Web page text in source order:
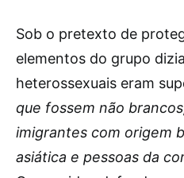
Sob o pretexto de
elementos do grupo
heterossexuais eram
que fossem não
imigrantes com origem
asiática e pessoas da